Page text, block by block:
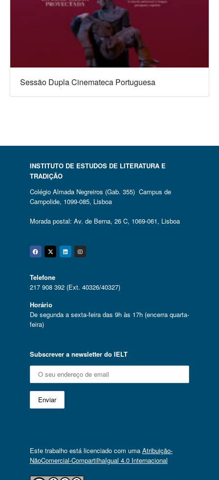
Sessão Dupla Cinemateca Portuguesa
INSTITUTO DE ESTUDOS DE LITERATURA E
TRADIÇÃO
Colégio Almada Negreiros (Gab. 355) Campus de
Campolide, 1099-085, Lisboa
Morada postal: Av. de Berna, 26 C, 1069-061, Lisboa
Facebook
Twitter
Linkedin
Instagram
Telefone
217 908 392 (Ext. 40326/40327)
Horário
De segunda a sexta-feira das 9h às 17h (encerra quarta-
feira)
Subscrever a newsletter do IELT
Este trabalho está licenciado com uma Atribuição-
NãoComercial-CompartilhaIgual 4.0 Internacional